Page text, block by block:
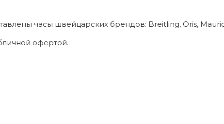
часы швейцарских брендов: Breitling, Oris,
офертой.